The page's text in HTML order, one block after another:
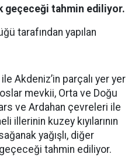
geçeceği tahmin ediliyor.
tarafından yapılan
Akdeniz’in parçalı yer yer
mevkii, Orta ve Doğu
ve Ardahan çevreleri ile
illerinin kuzey kıyılarının
yağışlı, diğer
tahmin ediliyor.